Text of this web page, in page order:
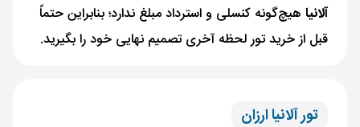
آلانیا هیچ‌گونه کنسلی و استرداد مبلغ ندارد؛ بنابراین حتماً
قبل از خرید تور لحظه آخری تصمیم نهایی خود را بگیرید.
تور آلانیا ارزان